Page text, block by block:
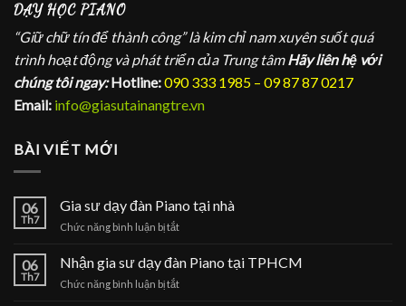
DẠY HỌC PIANO
“Giữ chữ tín để thành công” là kim chỉ nam xuyên suốt quá
trình hoạt động và phát triển của Trung tâm Hãy liên hệ với
chúng tôi ngay: Hotline:090 333 1985 – 09 87 87 0217
Email: info@giasutainangtre.vn
BÀI VIẾT MỚI
06
Th7
Gia sư dạy đàn Piano tại nhà
Chức năng bình luận bị tắtở
dạy
đàn
06
Th7
Nhận gia sư dạy đàn Piano tại TPHCM
Chức năng bình luận bị tắtở